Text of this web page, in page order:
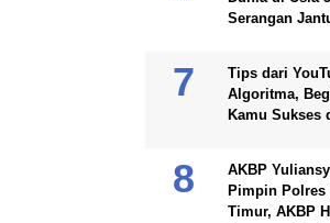
Serangan
Tips dari
Algoritma,
Kamu Sukses
AKBP
Pimpin Polres
Timur, AKBP